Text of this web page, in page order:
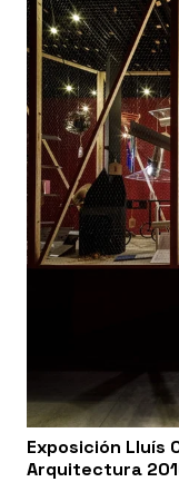
Exposición Lluís
Arquitectura